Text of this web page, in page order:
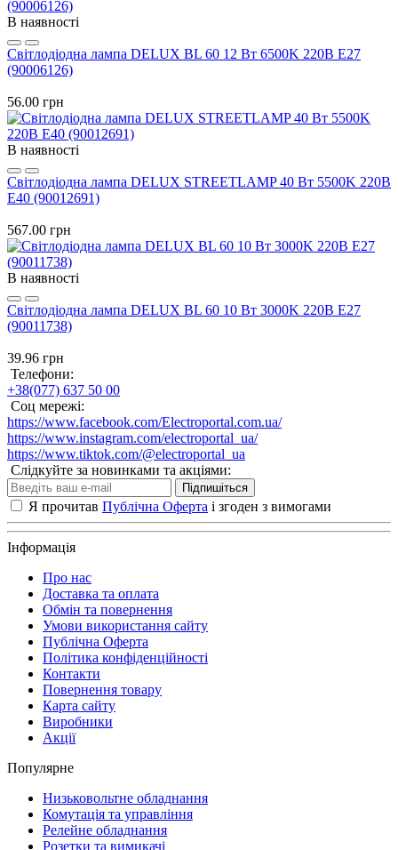
В наявності
Світлодіодна лампа DELUX BL 60 12 Вт 6500K 220В E27
(90006126)
56.00 грн
В наявності
Світлодіодна лампа DELUX STREETLAMP 40 Вт 5500K 220В
E40 (90012691)
567.00 грн
В наявності
Світлодіодна лампа DELUX BL 60 10 Вт 3000K 220В E27
(90011738)
39.96 грн
Телефони:
+38(077) 637 50 00
Соц мережі:
https://www.facebook.com/Electroportal.com.ua/
https://www.instagram.com/electroportal_ua/
https://www.tiktok.com/@electroportal_ua
Слідкуйте за новинками та акціями:
Підпишіться
Я прочитав Публічна Оферта і згоден з вимогами
Інформація
Про нас
Доставка та оплата
Обмін та повернення
Умови використання сайту
Публічна Оферта
Політика конфіденційності
Контакти
Повернення товару
Карта сайту
Виробники
Акції
Популярне
Низьковольтне обладнання
Комутація та управління
Релейне обладнання
Розетки та вимикачі